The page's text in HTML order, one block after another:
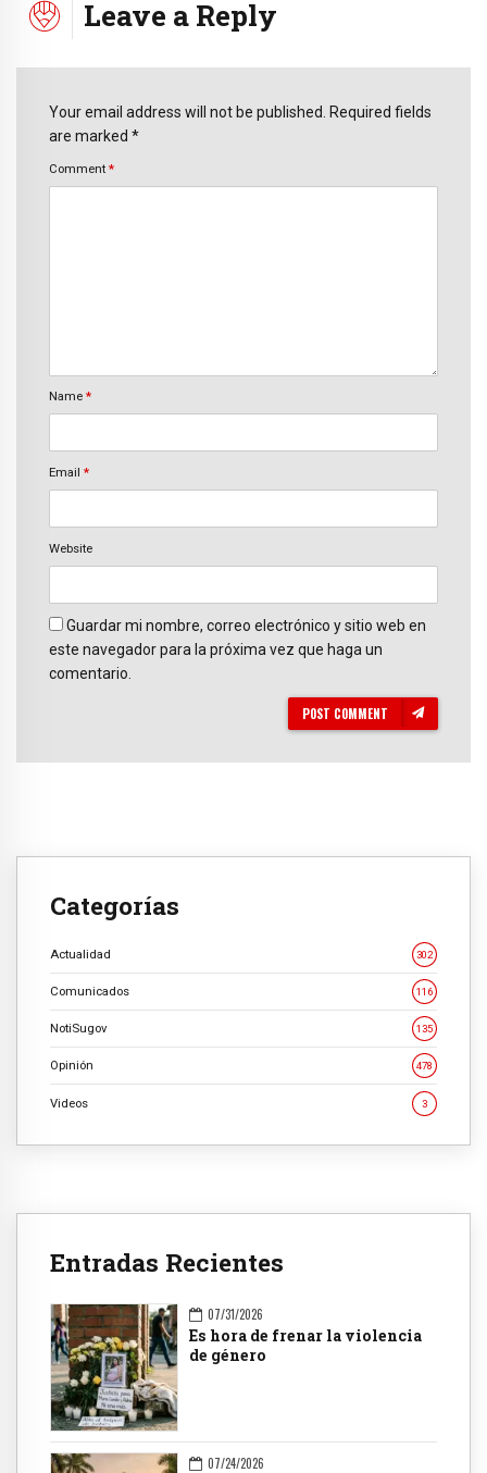
Leave a Reply
Your email address will not be published. Required fields
are marked *
Comment *
Name *
Email *
Website
Guardar mi nombre, correo electrónico y sitio web en
este navegador para la próxima vez que haga un
comentario.
POST COMMENT
Categorías
Actualidad 302
Comunicados 116
NotiSugov 135
Opinión 478
Videos 3
Entradas Recientes
07/31/2026
Es hora de frenar la violencia
de género
07/24/2026